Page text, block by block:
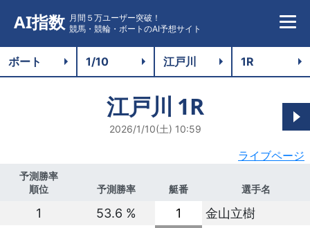
AI指数 月間５万ユーザー突破！
競馬・競輪・ボートのAI予想サイト
江戸川 1R
2026/1/10(土) 10:59
ライブページ
予測勝率
順位
予測勝率 艇番 選手名
1 53.6 % 1
金山立樹